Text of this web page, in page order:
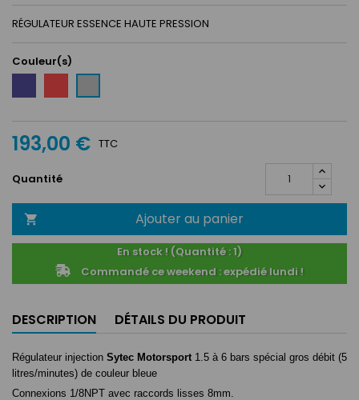
RÉGULATEUR ESSENCE HAUTE PRESSION
Couleur(s)
Rouge
193,00 € TTC
Quantité
 Ajouter au panier
En stock ! (Quantité : 1)
Commandé ce weekend : expédié lundi !
DESCRIPTION DÉTAILS DU PRODUIT
Régulateur injection Sytec Motorsport 1.5 à 6 bars spécial gros débit (5
litres/minutes) de couleur bleue
Connexions 1/8NPT avec raccords lisses 8mm.